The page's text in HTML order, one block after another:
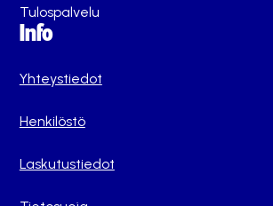
Tulospalvelu
Info
Yhteystiedot
Henkilöstö
Laskutustiedot